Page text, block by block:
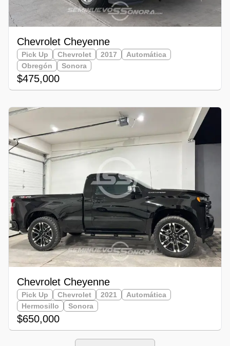
Chevrolet Cheyenne
Pick Up Chevrolet 2017
Automática
Obregón
Sonora
$475,000
Chevrolet Cheyenne
Pick Up Chevrolet 2021
Automática
Hermosillo
Sonora
$650,000